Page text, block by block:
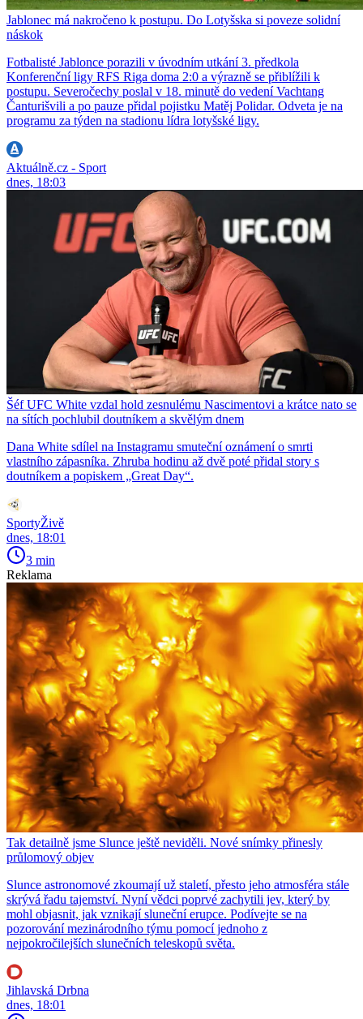
Jablonec má nakročeno k postupu. Do Lotyšska si poveze solidní
náskok
Fotbalisté Jablonce porazili v úvodním utkání 3. předkola
Konferenční ligy RFS Riga doma 2:0 a výrazně se přiblížili k
postupu. Severočechy poslal v 18. minutě do vedení Vachtang
Čanturišvili a po pauze přidal pojistku Matěj Polidar. Odveta je na
programu za týden na stadionu lídra lotyšské ligy.
Aktuálně.cz - Sport
dnes, 18:03
Šéf UFC White vzdal hold zesnulému Nascimentovi a krátce nato se
na sítích pochlubil doutníkem a skvělým dnem
Dana White sdílel na Instagramu smuteční oznámení o smrti
vlastního zápasníka. Zhruba hodinu až dvě poté přidal story s
doutníkem a popiskem „Great Day“.
SportyŽivě
dnes, 18:01
3 min
Reklama
Tak detailně jsme Slunce ještě neviděli. Nové snímky přinesly
průlomový objev
Slunce astronomové zkoumají už staletí, přesto jeho atmosféra stále
skrývá řadu tajemství. Nyní vědci poprvé zachytili jev, který by
mohl objasnit, jak vznikají sluneční erupce. Podívejte se na
pozorování mezinárodního týmu pomocí jednoho z
nejpokročilejších slunečních teleskopů světa.
Jihlavská Drbna
dnes, 18:01